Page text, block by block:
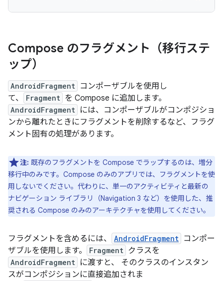
Compose のフラグメント（移行ステ
ップ）
AndroidFragment コンポーザブルを使用し
て、
Fragment を Compose に追加します。
AndroidFragment には、コンポーザブルがコンポジショ
ンから離れたときにフラグメントを削除するなど、フラグ
メント固有の処理があります。
注: 既存のフラグメントを Compose でラップするのは、増分
移行中のみです。Compose のみのアプリでは、フラグメントを使
用しないでください。代わりに、単一のアクティビティと最新の
ナビゲーション ライブラリ（Navigation 3 など）を使用した、推
奨される Compose のみのアーキテクチャを使用してください。
フラグメントを含めるには、 AndroidFragment コンポー
ザブルを使用します。
Fragment クラスを
AndroidFragment に渡すと、 そのクラスのインスタン
スがコンポジションに直接追加されま